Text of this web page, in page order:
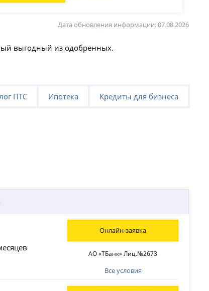
Дата обновления информации: 07.08.2026
выгодный из одобренных.
ПТС Ипотека Кредиты для бизнеса
Все условия
АО «ТБанк» Лиц.№2673
Онлайн-заявка